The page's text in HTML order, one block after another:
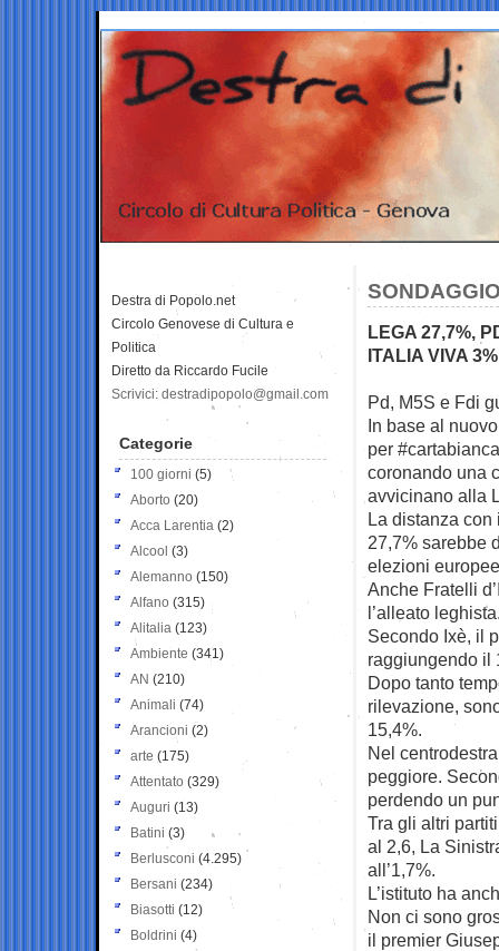
LEGA 27,7%,
ITALIA VIVA 3%
Pd, M5S e Fdi
In base al
per
coronando una
avvicinano alla
La distanza con
27,7% sarebbe
elezioni
Anche Fratelli
l’alleato
Secondo Ixè, il
raggiungendo il
Dopo tanto
rilevazione,
15,4%.
Nel
peggiore.
perdendo un
Tra gli altri
al 2,6, La
all’1,7%.
L’istituto ha
Non ci sono
il premier
Destra di Popolo.net
Circolo Genovese di Cultura e
Politica
Diretto da Riccardo Fucile
Scrivici: destradipopolo@gmail.com
Categorie
100 giorni (5)
Aborto (20)
Acca Larentia (2)
Alcool (3)
Alemanno (150)
Alfano (315)
Alitalia (123)
Ambiente (341)
AN (210)
Animali (74)
Arancioni (2)
arte (175)
Attentato (329)
Auguri (13)
Batini (3)
Berlusconi (4.295)
Bersani (234)
Biasotti (12)
Boldrini (4)